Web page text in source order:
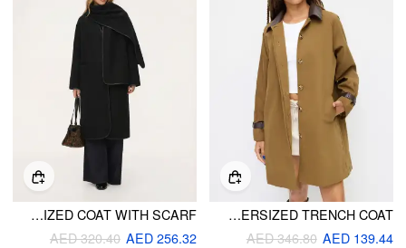
COTTON COLLAR SPLIT BUCKLE SLEEVE OVERSIZED TRENCH COAT
AED 139.44
AED 346.80
WOOL-LOOK V-NECK OVERSIZED COAT WITH SCARF
AED 256.32
AED 320.40